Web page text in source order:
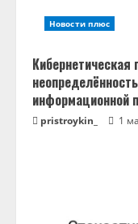
е
Новости плюс
информационной
pristroykin_ 1